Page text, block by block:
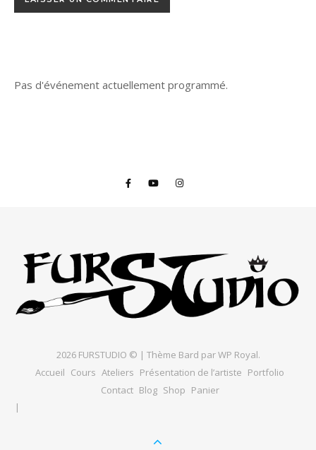
Pas d'événement actuellement programmé.
2026 FURSTUDIO © | Thème Bard parWP Royal.
Accueil Cours Ateliers Présentation de l’artiste Portfolio
Contact Blog Shop Panier